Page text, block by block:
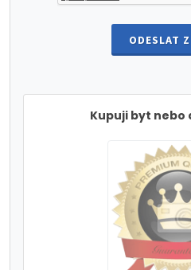
ODESLAT
Kupuji byt nebo